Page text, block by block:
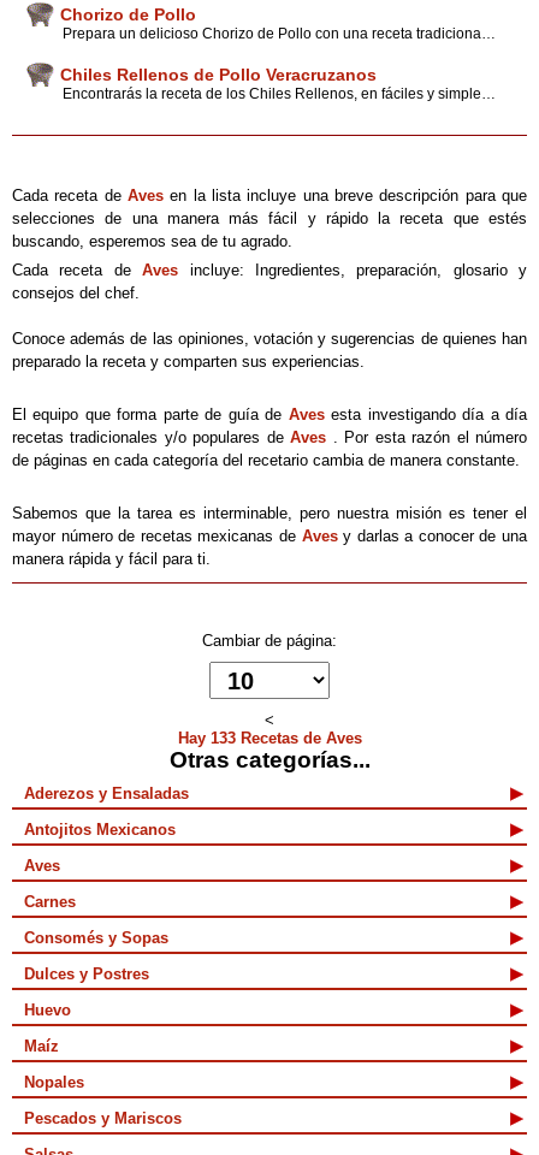
Chorizo de Pollo
Chiles Rellenos de Pollo Veracruzanos
Cada receta de Aves en la lista incluye una breve descripción para que
selecciones de una manera más fácil y rápido la receta que estés
buscando, esperemos sea de tu agrado.
Cada receta deAves incluye: Ingredientes, preparación, glosario y
consejos del chef.
Conoce además de las opiniones, votación y sugerencias de quienes han
preparado la receta y comparten sus experiencias.
El equipo que forma parte de guía de Avesesta investigando día a día
recetas tradicionales y/o populares deAves . Por esta razón el número
de páginas en cada categoría del recetario cambia de manera constante.
Sabemos que la tarea es interminable, pero nuestra misión es tener el
mayor número de recetas mexicanas de Avesy darlas a conocer de una
manera rápida y fácil para ti.
Cambiar de página:
<
Hay 133 Recetas de Aves
Otras categorías...
Aderezos y Ensaladas
Antojitos Mexicanos
Aves
Carnes
Consomés y Sopas
Dulces y Postres
Huevo
Maíz
Nopales
Pescados y Mariscos